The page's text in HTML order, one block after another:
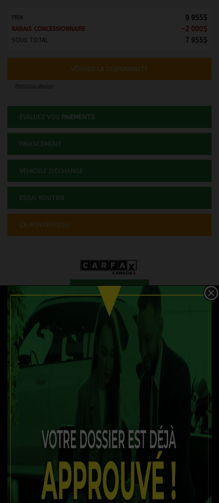
OBTENEZ LE RAPPORT
SPÉCIFICATIONS
ANNÉE : 2013
ODOMÈTRE:
TRANSMISSION :
4 Cylindres
MOTEUR (L) : 1.8
COULEUR EXTÉRIEUR : Bronze
4
PRIX 9 955$
RABAIS CONCESSIONNAIRE -2 000$
SOUS TOTAL 7 955$
VÉRIFIEZ LA DISPONIBILITÉ
Mentions légales
ÉVALUEZ VOS PAIEMENTS
FINANCEMENT
VÉHICULE D'ÉCHANGE
ESSAI ROUTIER
ÇA M'INTÉRESSE!